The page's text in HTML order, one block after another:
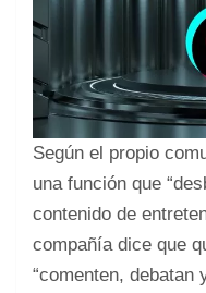
Según el propio
una función que
contenido de
compañía dice que
“comenten, debatan